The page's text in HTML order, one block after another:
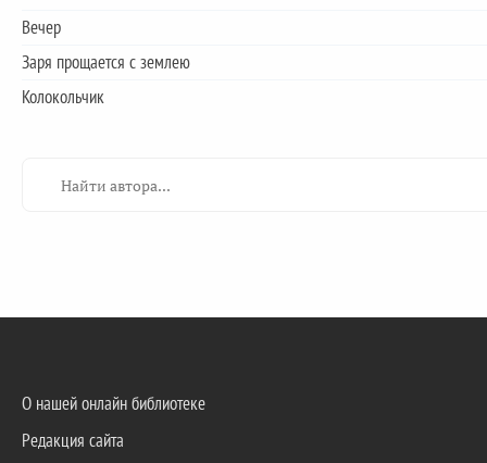
Вечер
Заря прощается с землею
Колокольчик
О нашей онлайн библиотеке
Редакция сайта